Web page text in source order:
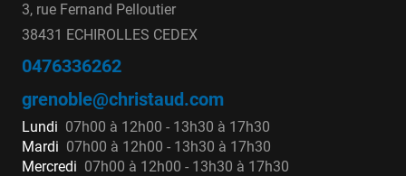
3, rue Fernand Pelloutier
38431 ECHIROLLES CEDEX
0476336262
grenoble@christaud.com
Lundi 07h00 à 12h00 - 13h30 à 17h30
Mardi 07h00 à 12h00 - 13h30 à 17h30
Mercredi 07h00 à 12h00 - 13h30 à 17h30